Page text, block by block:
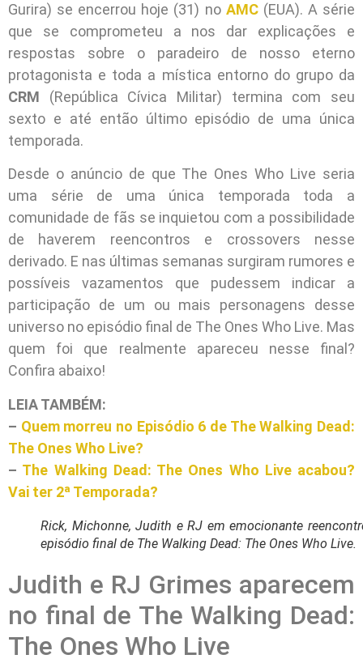
Gurira) se encerrou hoje (31) no AMC(EUA). A série
que se comprometeu a nos dar explicações e
respostas sobre o paradeiro de nosso eterno
protagonista e toda a mística entorno do grupo da
CRM (República Cívica Militar) termina com seu
sexto e até então último episódio de uma única
temporada.
Desde o anúncio de que The Ones Who Live seria
uma série de uma única temporada toda a
comunidade de fãs se inquietou com a possibilidade
de haverem reencontros e crossovers nesse
derivado. E nas últimas semanas surgiram rumores e
possíveis vazamentos que pudessem indicar a
participação de um ou mais personagens desse
universo no episódio final de The Ones Who Live. Mas
quem foi que realmente apareceu nesse final?
Confira abaixo!
LEIA TAMBÉM:
– Quem morreu no Episódio 6 de The Walking Dead:
The Ones Who Live?
– The Walking Dead: The Ones Who Live acabou?
Vai ter 2ª Temporada?
Rick, Michonne, Judith e RJ em emocionante
episódio final de The Walking Dead: The Ones Who Live.
Judith e RJ Grimes aparecem
no final de The Walking Dead:
The Ones Who Live